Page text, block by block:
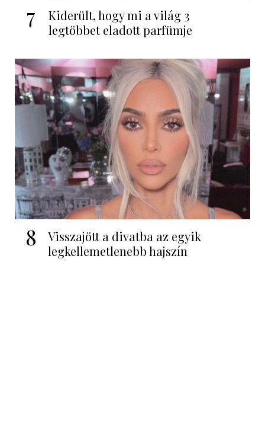
7
Kiderült, hogy mi a világ 3
legtöbbet eladott parfümje
8
Visszajött a divatba az egyik
legkellemetlenebb hajszín